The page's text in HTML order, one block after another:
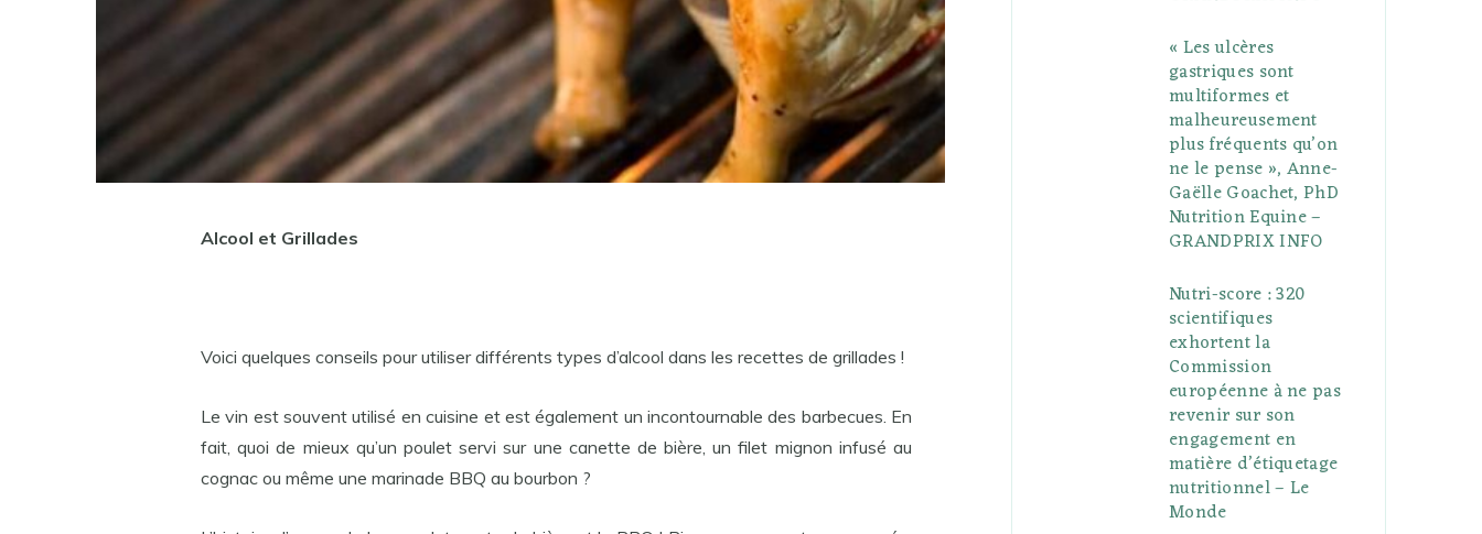
Alcool et Grillades
Voici quelques conseils pour utiliser différents types d’alcool dans les recettes de grillades !
Le vin est souvent utilisé en cuisine et est également un incontournable des barbecues. En
fait, quoi de mieux qu’un poulet servi sur une canette de bière, un filet mignon infusé au
cognac ou même une marinade BBQ au bourbon ?
« Les ulcères
gastriques sont
multiformes et
malheureusement
plus fréquents qu’on
ne le pense », Anne-
Gaëlle Goachet, PhD
Nutrition Equine –
GRANDPRIX INFO
Nutri-score : 320
scientifiques
exhortent la
Commission
européenne à ne pas
revenir sur son
engagement en
matière d’étiquetage
nutritionnel – Le
Monde